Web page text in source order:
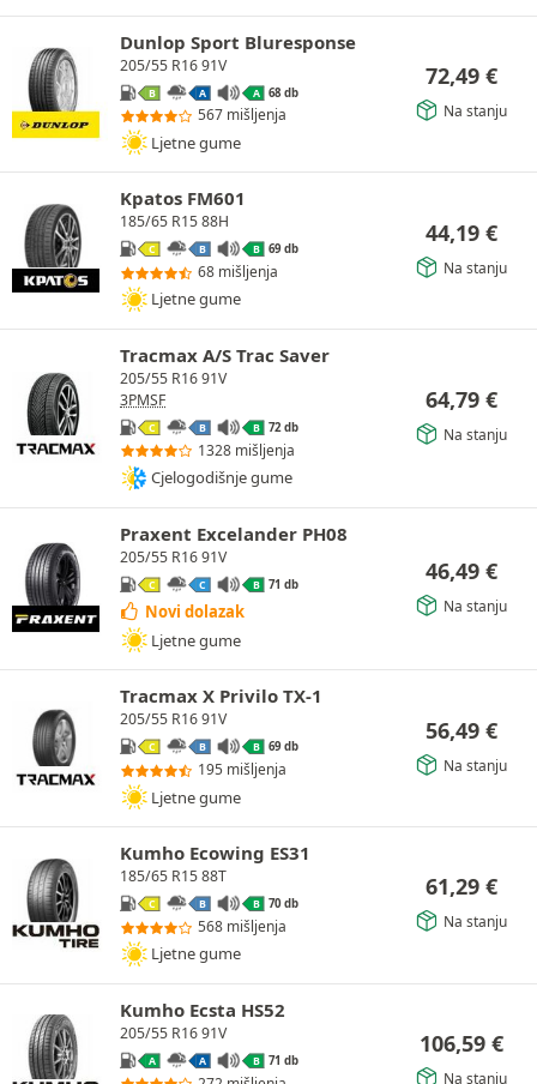
Dunlop Sport Bluresponse
205/55 R16 91V
B A A 68 db
567 mišljenja
Ljetne gume
72,49 €
Na stanju
Kpatos FM601
185/65 R15 88H
C B B 69 db
68 mišljenja
Ljetne gume
44,19 €
Na stanju
Tracmax A/S Trac Saver
205/55 R16 91V
3PMSF
C B B 72 db
1328 mišljenja
Cjelogodišnje gume
64,79 €
Na stanju
Praxent Excelander PH08
205/55 R16 91V
C C B 71 db
Novi dolazak
Ljetne gume
46,49 €
Na stanju
Tracmax X Privilo TX-1
205/55 R16 91V
C B B 69 db
195 mišljenja
Ljetne gume
56,49 €
Na stanju
Kumho Ecowing ES31
185/65 R15 88T
C B B 70 db
568 mišljenja
Ljetne gume
61,29 €
Na stanju
Kumho Ecsta HS52
205/55 R16 91V
A A B 71 db
106,59 €
Na stanju